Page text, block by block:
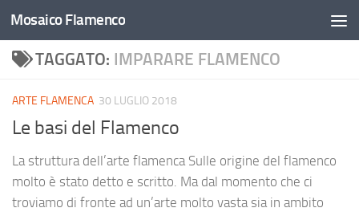
Salta al contenuto
Mosaico Flamenco
TAGGATO: IMPARARE FLAMENCO
ARTE FLAMENCA 30 LUGLIO 2018
Le basi del Flamenco
La struttura dell’arte flamenca Sulle origine del flamenco
molto è stato detto e scritto. Ma dal momento che ci
troviamo di fronte ad un’arte molto vasta sia in ambito